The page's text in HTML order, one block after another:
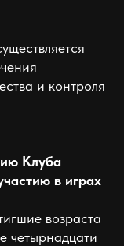
и контроля
Клуба
в играх
возраста
четырнадцати